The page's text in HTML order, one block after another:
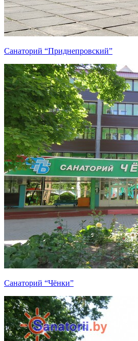
Санаторий “Приднепровский”
Санаторий “Чёнки”